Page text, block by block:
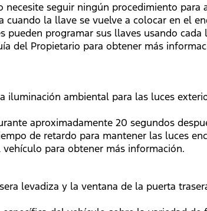
seguir ningún procedimiento para
la llave se vuelve a colocar en el
programar sus llaves usando
del Propietario para obtener más
ambiental para las luces
aproximadamente 20 segundos
de retardo para mantener las luces
para obtener más información.
levadiza y la ventana de la puerta